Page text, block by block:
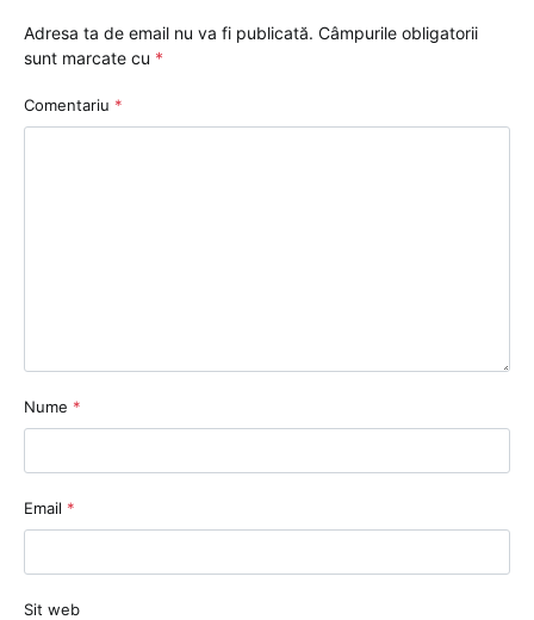
Adresa ta de email nu va fi publicată. Câmpurile obligatorii
sunt marcate cu *
Comentariu *
Nume *
Email *
Sit web